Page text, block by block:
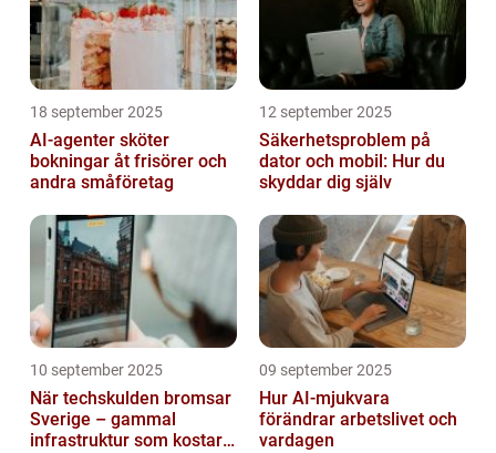
18 september 2025
AI-agenter sköter
bokningar åt frisörer och
andra småföretag
12 september 2025
Säkerhetsproblem på
dator och mobil: Hur du
skyddar dig själv
10 september 2025
När techskulden bromsar
Sverige – gammal
infrastruktur som kostar
09 september 2025
Hur AI-mjukvara
förändrar arbetslivet och
vardagen